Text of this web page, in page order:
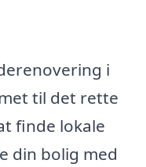
i
til det rette
finde lokale
din bolig med